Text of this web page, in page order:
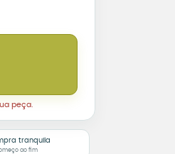
quantidade
peça.
tranquila
ao fim